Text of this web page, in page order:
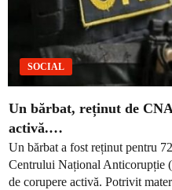
SOCIAL
Un bărbat, reținut de
activă.…
Un bărbat a fost reținut pentru
Centrului Național Anticorupție
de corupere activă. Potrivit